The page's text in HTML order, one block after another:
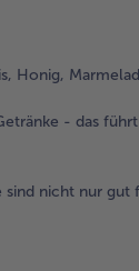
Honig,
- das
nicht nur gut